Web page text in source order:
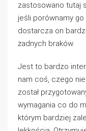
zastosowano tutaj
jeśli porównamy
dostarcza on
żadnych braków.
Jest to bardzo
nam coś, czego
został
wymagania co do
którym bardziej